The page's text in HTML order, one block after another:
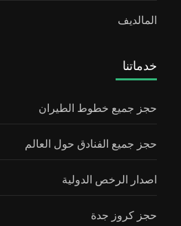
المالديف
خدماتنا
حجز جميع خطوط الطيران
حجز جميع الفنادق حول العالم
اصدار الرخص الدولية
حجز كروز جدة